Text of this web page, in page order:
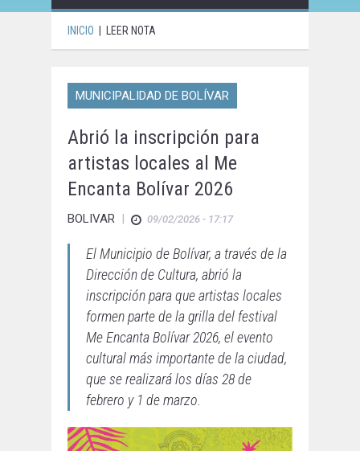
INICIO LEER NOTA
MUNICIPALIDAD DE BOLÍVAR
Abrió la inscripción para
artistas locales al Me
Encanta Bolívar 2026
BOLIVAR | 09/02/2026 - 17:17
El Municipio de Bolívar, a través de la
Dirección de Cultura, abrió la
inscripción para que artistas locales
formen parte de la grilla del festival
Me Encanta Bolívar 2026, el evento
cultural más importante de la ciudad,
que se realizará los días 28 de
febrero y 1 de marzo.